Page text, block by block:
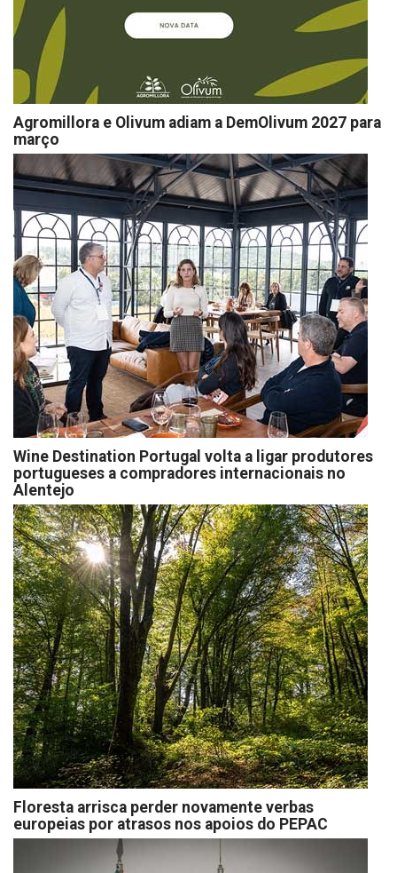
Agromillora e Olivum adiam a DemOlivum 2027 para
março
Wine Destination Portugal volta a ligar produtores
portugueses a compradores internacionais no
Alentejo
Floresta arrisca perder novamente verbas
europeias por atrasos nos apoios do PEPAC